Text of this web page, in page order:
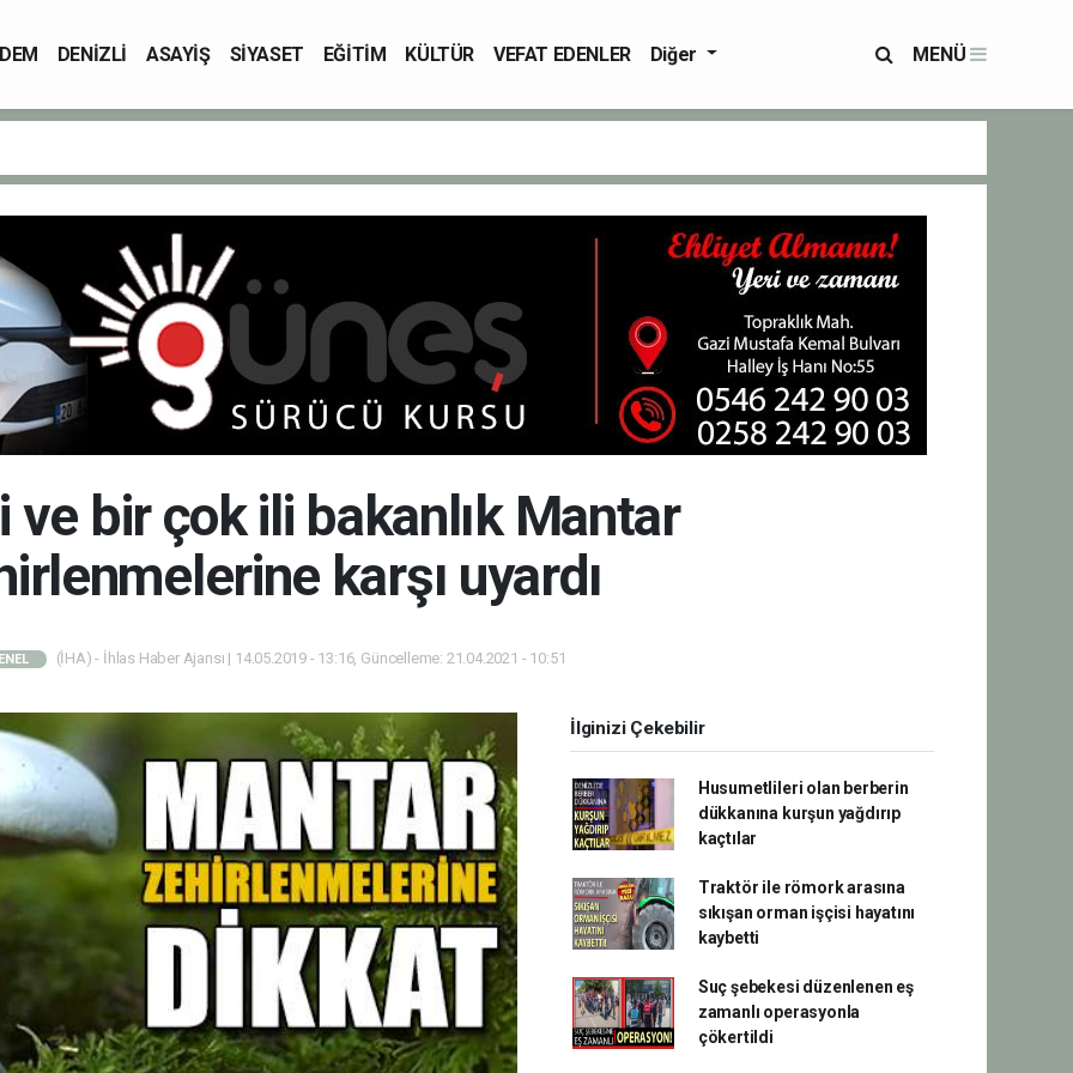
DENİZLİ ASAYİŞ SİYASET EĞİTİM KÜLTÜR VEFAT EDENLER Diğer MENÜ
ve bir çok ili bakanlık Mantar
karşı uyardı
(İHA) - İhlas Haber Ajansı | 14.05.2019 - 13:16, Güncelleme: 21.04.2021 - 10:51
İlginizi Çekebilir
Husumetlileri olan berberin
dükkanına kurşun yağdırıp
kaçtılar
Traktör ile römork arasına
sıkışan orman işçisi hayatını
kaybetti
Suç şebekesi düzenlenen eş
zamanlı operasyonla
çökertildi